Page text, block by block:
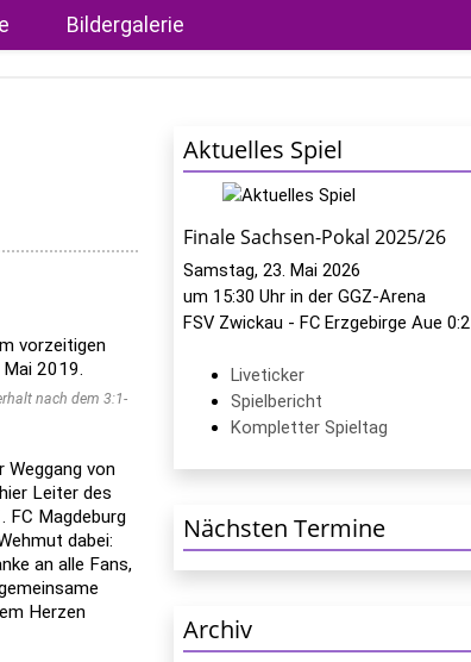
Bildergalerie
nach dem 3:1-
von
Leiter des
FC Magdeburg
dabei:
an alle Fans,
Herzen
Aktuelles Spiel
Finale Sachsen-Pokal 2025/26
Samstag, 23. Mai 2026
um 15:30 Uhr in der GGZ-Arena
FSV Zwickau - FC Erzgebirge Aue 0:2
Liveticker
Spielbericht
Kompletter Spieltag
Nächsten Termine
Archiv